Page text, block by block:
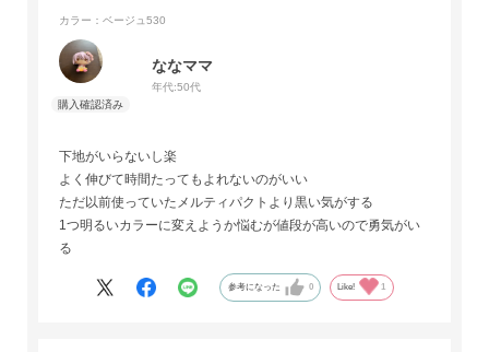
カラー：ベージュ530
ななママ
年代:50代
下地がいらないし楽
よく伸びて時間たってもよれないのがいい
ただ以前使っていたメルティパクトより黒い気がする
1つ明るいカラーに変えようか悩むが値段が高いので勇気がい
る
参考になった 0 Like! 1